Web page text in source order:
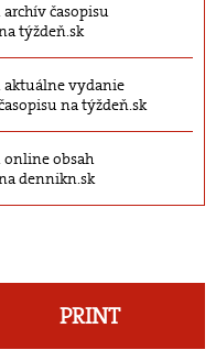
archív časopisu
týždeň.sk
aktuálne vydanie
na týždeň.sk
online obsah
dennikn.sk
PRINT